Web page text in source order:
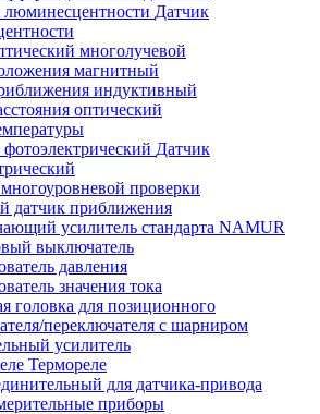
Датчик
многолучевой
магнитный
индуктивный
оптический
Датчик
проверки
датчик приближения
усилитель стандарта NAMUR
выключатель
давления
значения тока
головка для позиционного
переключателя с шарниром
усилитель
Термореле
для датчика-привода
приборы